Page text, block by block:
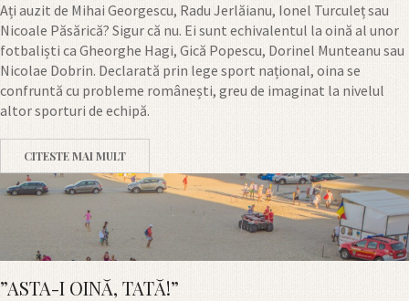
Ați auzit de Mihai Georgescu, Radu Jerlăianu, Ionel Turculeț sau
Nicoale Păsărică? Sigur că nu. Ei sunt echivalentul la oină al unor
fotbaliști ca Gheorghe Hagi, Gică Popescu, Dorinel Munteanu sau
Nicolae Dobrin. Declarată prin lege sport național, oina se
confruntă cu probleme românești, greu de imaginat la nivelul
altor sporturi de echipă.
CITESTE MAI MULT
”ASTA-I OINĂ, TATĂ!”